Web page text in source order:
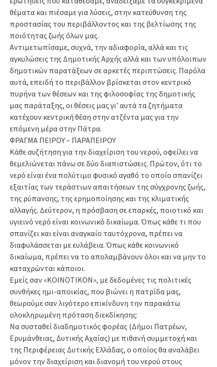
θέματα και πιέσαμε για λύσεις, στην κατεύθυνση της
προστασίας του περιβάλλοντος και της βελτίωσης της
ποιότητας ζωής όλων μας.
Αντιμετωπίσαμε, συχνά, την αδιαφορία, αλλά και τις
αγκυλώσεις της Δημοτικής Αρχής αλλά και των υπόλοιπων
δημοτικών παρατάξεων σε αρκετές περιπτώσεις. Παρόλα
αυτά, επειδή το περιβάλλον βρίσκεται στον κεντρικό
πυρήνα των θέσεων και της φιλοσοφίας της δημοτικής
μας παράταξης, οι θέσεις μας γι’ αυτά τα ζητήματα
κατέχουν κεντρική θέση στην ατζέντα μας για την
επόμενη μέρα στην Πάτρα.
ΦΡΑΓΜΑ ΠΕΙΡΟΥ – ΠΑΡΑΠΕΙΡΟΥ
Κάθε συζήτηση για την διαχείριση του νερού, οφείλει να
θεμελιώνεται πάνω σε δύο διαπιστώσεις. Πρώτον, ότι το
νερό είναι ένα πολύτιμο φυσικό αγαθό το οποίο σπανίζει
εξαιτίας των τεράστιων απαιτήσεων της σύγχρονης ζωής,
της ρύπανσης, της ερημοποίησης και της κλιματικής
αλλαγής. Δεύτερον, η πρόσβαση σε επαρκές, ποιοτικό και
υγιεινό νερό είναι κοινωνικό δικαίωμα. Όπως κάθε τι που
σπανίζει και είναι αναγκαίο ταυτόχρονα, πρέπει να
διαφυλάσσεται με ευλάβεια. Όπως κάθε κοινωνικό
δικαίωμα, πρέπει να το απολαμβάνουν όλοι και να μην το
καταχρώνται κάποιοι.
Εμείς σαν «ΚΟΙΝΟΤΙΚΟΝ», με δεδομένες τις πολιτικές
συνθήκες ημι-αποικίας, που βιώνει η πατρίδα μας,
θεωρούμε σαν λιγότερο επικίνδυνη την παρακάτω
ολοκληρωμένη πρόταση διεκδίκησης:
Να συσταθεί διαδημοτικός φορέας (Δήμοι Πατρέων,
Ερυμάνθειας, Δυτικής Αχαΐας) με πιθανή συμμετοχή και
της Περιφέρειας Δυτικής Ελλάδας, ο οποίος θα αναλάβει
μόνον την διαχείριση και διανομή του νερού στους